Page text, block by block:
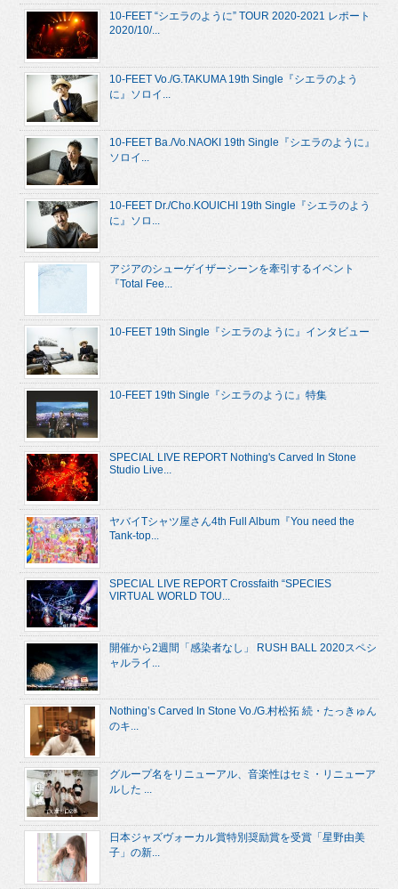
10-FEET “シエラのように” TOUR 2020-2021 レポート
2020/10/...
10-FEET Vo./G.TAKUMA 19th Single『シエラのよう
に』ソロイ...
10-FEET Ba./Vo.NAOKI 19th Single『シエラのように』
ソロイ...
10-FEET Dr./Cho.KOUICHI 19th Single『シエラのよう
に』ソロ...
アジアのシューゲイザーシーンを牽引するイベント
『Total Fee...
10-FEET 19th Single『シエラのように』インタビュー
10-FEET 19th Single『シエラのように』特集
SPECIAL LIVE REPORT Nothing's Carved In Stone
Studio Live...
ヤバイTシャツ屋さん4th Full Album『You need the
Tank-top...
SPECIAL LIVE REPORT Crossfaith “SPECIES
VIRTUAL WORLD TOU...
開催から2週間「感染者なし」 RUSH BALL 2020スペシ
ャルライ...
Nothing’s Carved In Stone Vo./G.村松拓 続・たっきゅん
のキ...
グループ名をリニューアル、音楽性はセミ・リニューア
ルした ...
日本ジャズヴォーカル賞特別奨励賞を受賞「星野由美
子」の新...